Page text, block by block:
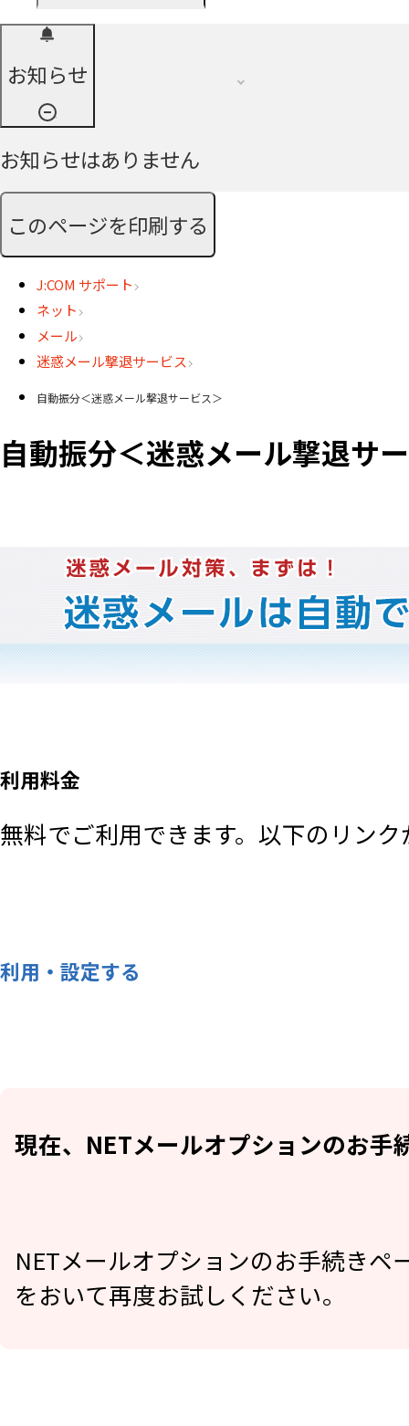
お知らせ
お知らせはありません
このページを印刷する
J:COM サポート
ネット
メール
迷惑メール撃退サービス
自動振分＜迷惑メール撃退サービス＞
自動振分＜迷惑メール撃退サ
利用料金
無料でご利用できます。以下のリン
利用・設定する
現在、NETメールオプションのお手
NETメールオプションのお手続きペ
をおいて再度お試しください。